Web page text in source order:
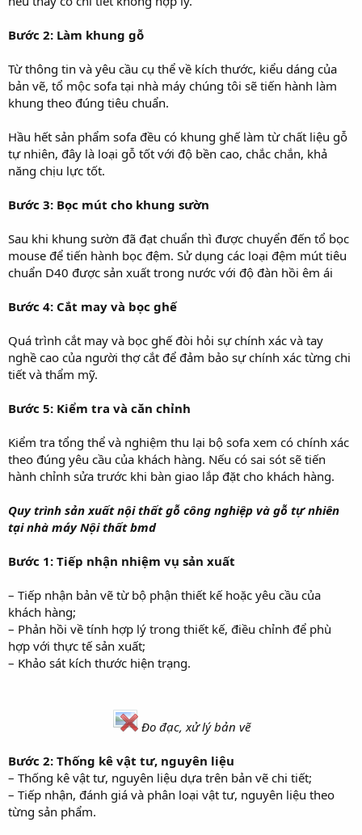
Bước 2: Làm khung gỗ
Từ thông tin và yêu cầu cụ thể về kích thước, kiểu dáng của
bản vẽ, tổ mộc sofa tại nhà máy chúng tôi sẽ tiến hành làm
khung theo đúng tiêu chuẩn.
Hầu hết sản phẩm sofa đều có khung ghế làm từ chất liệu gỗ
tự nhiên, đây là loại gỗ tốt với độ bền cao, chắc chắn, khả
năng chịu lực tốt.
Bước 3: Bọc mút cho khung sườn
Sau khi khung sườn đã đạt chuẩn thì được chuyển đến tổ bọc
mouse để tiến hành bọc đệm. Sử dụng các loại đệm mút tiêu
chuẩn D40 được sản xuất trong nước với độ đàn hồi êm ái
Bước 4: Cắt may và bọc ghế
Quá trình cắt may và bọc ghế đòi hỏi sự chính xác và tay
nghề cao của người thợ cắt để đảm bảo sự chính xác từng chi
tiết và thẩm mỹ.
Bước 5: Kiểm tra và căn chỉnh
Kiểm tra tổng thể và nghiệm thu lại bộ sofa xem có chính xác
theo đúng yêu cầu của khách hàng. Nếu có sai sót sẽ tiến
hành chỉnh sửa trước khi bàn giao lắp đặt cho khách hàng.
Quy trình sản xuất nội thất gỗ công nghiệp và gỗ tự nhiên
tại nhà máy Nội thất bmd
Bước 1: Tiếp nhận nhiệm vụ sản xuất
– Tiếp nhận bản vẽ từ bộ phận thiết kế hoặc yêu cầu của
khách hàng;
– Phản hồi về tính hợp lý trong thiết kế, điều chỉnh để phù
hợp với thực tế sản xuất;
– Khảo sát kích thước hiện trạng.
Đo đạc, xử lý bản vẽ
Bước 2: Thống kê vật tư, nguyên liệu
– Thống kê vật tư, nguyên liệu dựa trên bản vẽ chi tiết;
– Tiếp nhận, đánh giá và phân loại vật tư, nguyên liệu theo
từng sản phẩm.